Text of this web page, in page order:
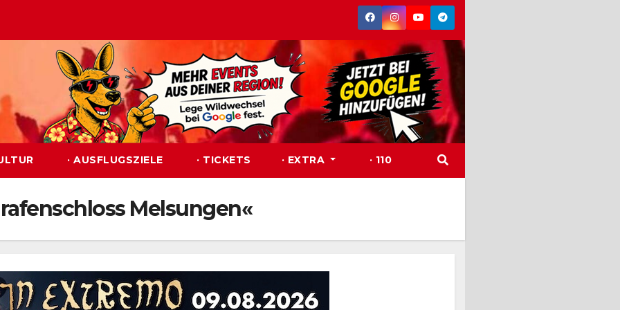
· AUSFLUGSZIELE · TICKETS · EXTRA · 110
Melsungen«